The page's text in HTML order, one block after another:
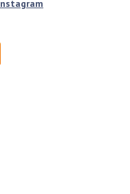
Instagram